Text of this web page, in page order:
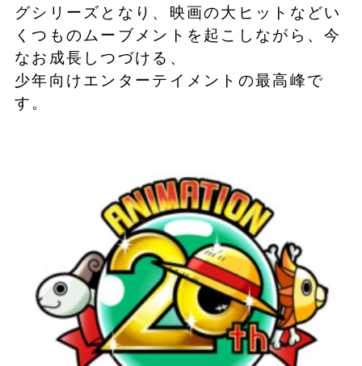
グシリーズとなり、映画の大ヒットなどい
くつものムーブメントを起こしながら、今
なお成長しつづける、
少年向けエンターテイメントの最高峰で
す。